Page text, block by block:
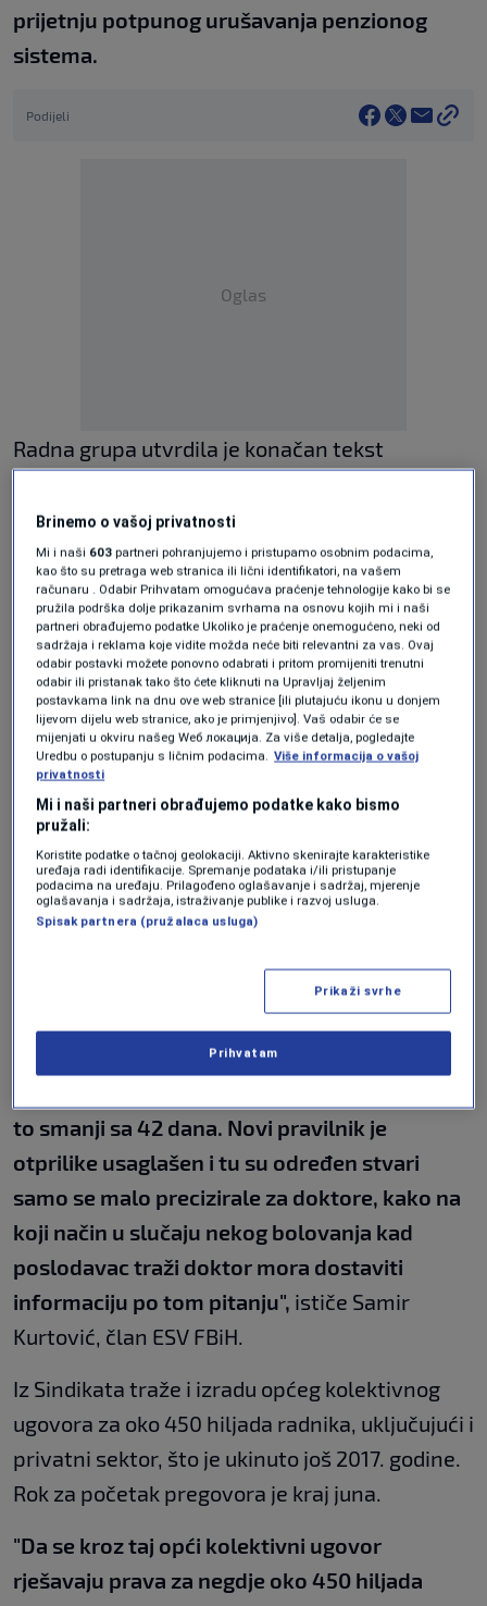
prijetnju potpunog urušavanja penzionog
sistema.
Podijeli
Oglas
Radna grupa utvrdila je konačan tekst
Ključni zahtjev poslodavaca bio je
zaustavljanje zloupotreba, a tekst sada ide
Vladi na usvajanje.
"Nakon diskusija i određeniih prijedloga
sugestija utvrđen je konačan tekst pravilnika
koji će biti proslijeđen ministrru zdravstva
radi daljnje aktivnosti vezano za pribavljanje
mišljenja pravobrnailaštva. Socijalni aprtneri,
sve tri delgacije su jednoglasno podržale
navedeni teskt",pojašnjava Safudin Čengić,
predsjednik ESV FBiH.
Radnici ipak mogu odahnuti, jer inicijativa
poslodavaca da se bolovanje na njihov teret
smanji sa 42 na 15 dana nije prošla, čime su u
Sindikatu posebno zadovoljni.
to smanji sa 42 dana. Novi pravilnik je
otprilike usaglašen i tu su određen stvari
samo se malo precizirale za doktore, kako na
koji način u slučaju nekog bolovanja kad
poslodavac traži doktor mora dostaviti
informaciju po tom pitanju", ističe Samir
Kurtović, član ESV FBiH.
Iz Sindikata traže i izradu općeg kolektivnog
ugovora za oko 450 hiljada radnika, uključujući i
privatni sektor, što je ukinuto još 2017. godine.
Rok za početak pregovora je kraj juna.
"Da se kroz taj opći kolektivni ugovor
rješavaju prava za negdje oko 450 hiljada
Brinemo o vašoj privatnosti
Mi i naši 603 partneri pohranjujemo i pristupamo osobnim podacima,
kao što su pretraga web stranica ili lični identifikatori, na vašem
računaru . Odabir Prihvatam omogućava praćenje tehnologije kako bi se
pružila podrška dolje prikazanim svrhama na osnovu kojih mi i naši
partneri obrađujemo podatke Ukoliko je praćenje onemogućeno, neki od
sadržaja i reklama koje vidite možda neće biti relevantni za vas. Ovaj
odabir postavki možete ponovno odabrati i pritom promijeniti trenutni
odabir ili pristanak tako što ćete kliknuti na Upravljaj željenim
postavkama link na dnu ove web stranice [ili plutajuću ikonu u donjem
lijevom dijelu web stranice, ako je primjenjivo]. Vaš odabir će se
mijenjati u okviru našeg Wеб локација. Za više detalja, pogledajte
Uredbu o postupanju s ličnim podacima. Više informacija o vašoj
privatnosti
Mi i naši partneri obrađujemo podatke kako bismo
pružali:
Koristite podatke o tačnoj geolokaciji. Aktivno skenirajte karakteristike
uređaja radi identifikacije. Spremanje podataka i/ili pristupanje
podacima na uređaju. Prilagođeno oglašavanje i sadržaj, mjerenje
oglašavanja i sadržaja, istraživanje publike i razvoj usluga.
Spisak partnera (pružalaca usluga)
Prikaži svrhe
Prihvatam